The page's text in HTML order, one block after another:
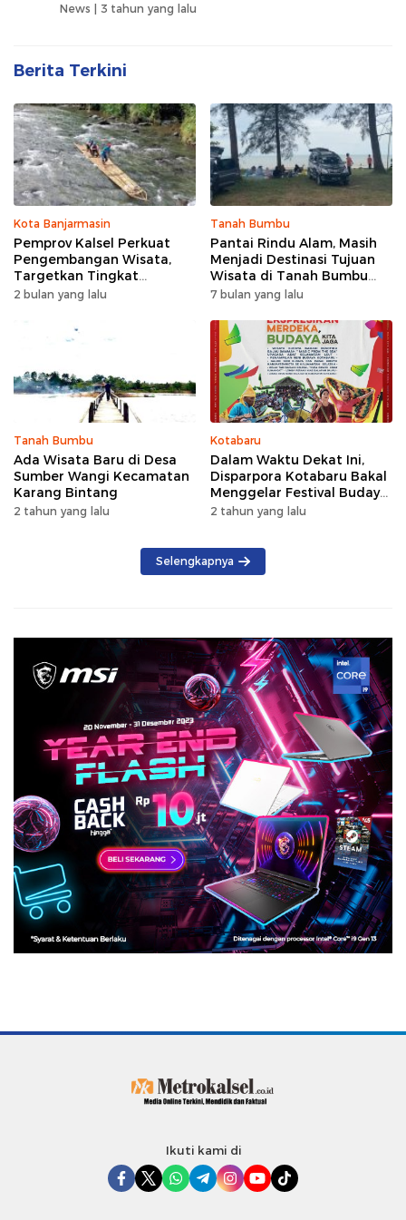
News | 3 tahun yang lalu
Berita Terkini
Kota Banjarmasin
Pemprov Kalsel Perkuat
Pengembangan Wisata,
Targetkan Tingkat
Kunjungan Naik 5 Persen di
2 bulan yang lalu
Tanah Bumbu
Pantai Rindu Alam, Masih
Menjadi Destinasi Tujuan
Wisata di Tanah Bumbu
dengan Rindangnya Pohon
7 bulan yang lalu
Tanah Bumbu
Ada Wisata Baru di Desa
Sumber Wangi Kecamatan
Karang Bintang
2 tahun yang lalu
Kotabaru
Dalam Waktu Dekat Ini,
Disparpora Kotabaru Bakal
Menggelar Festival Budaya
Saijaan 2024
2 tahun yang lalu
Selengkapnya
Ikuti kami di